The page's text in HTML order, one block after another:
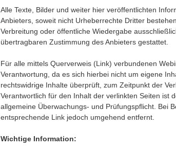
Alle Texte, Bilder und weiter hier veröffentlichten
Anbieters, soweit nicht Urheberrechte Dritter
Verbreitung oder öffentliche Wiedergabe
übertragbaren Zustimmung des Anbieters gestattet.
Für alle mittels Querverweis (Link) verbundenen
Verantwortung, da es sich hierbei nicht um eigene
rechtswidrige Inhalte überprüft, zum Zeitpunkt der
Verantwortlich für den Inhalt der verlinkten Seiten ist
allgemeine Überwachungs- und Prüfungspflicht. Bei
entsprechende Link jedoch umgehend entfernt.
Wichtige Information: